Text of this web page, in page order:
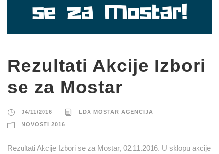
Rezultati Akcije Izbori
se za Mostar
04/11/2016 LDA MOSTAR AGENCIJA
NOVOSTI 2016
Rezultati Akcije Izbori se za Mostar, 02.11.2016. U sklopu akcije